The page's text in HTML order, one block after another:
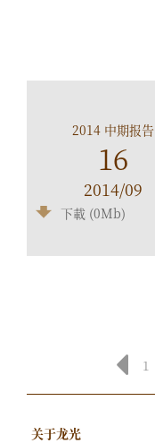
2014 中期报告
16
2014/09
下載 (0Mb)
1
关于龙光